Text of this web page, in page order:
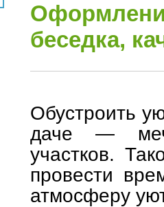
беседка,
Обустроить
даче —
участков.
провести
атмосферу